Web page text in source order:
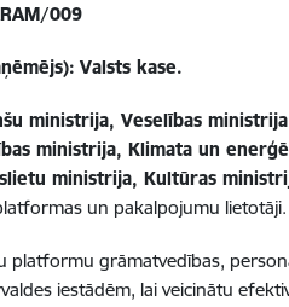
009
Valsts kase.
ministrija, Veselības
ministrija, Klimata un
ministrija, Kultūras
un pakalpojumu lietotāji.
platformu grāmatvedības,
iestādēm, lai veicinātu